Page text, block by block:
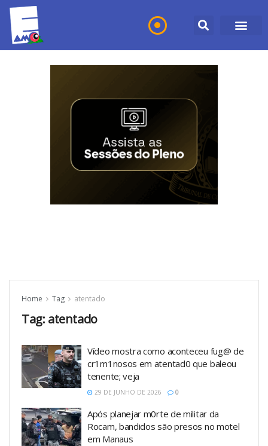
Home Tag atentado
Tag: atentado
Vídeo mostra como aconteceu fug@ de
cr1m1nosos em atentad0 que baleou
tenente; veja
29 DE JUNHO DE 2026 0
Após planejar m0rte de militar da
Rocam, bandidos são presos no motel
em Manaus